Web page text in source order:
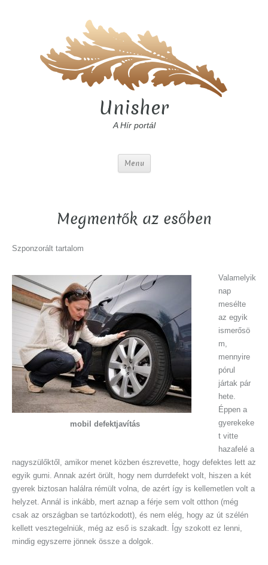
Unisher
A Hír portál
Menu
Megmentők az esőben
Szponzorált tartalom
mobil defektjavítás
Valamelyik
nap
mesélte
az egyik
ismerősö
m,
mennyire
pórul
jártak pár
hete.
Éppen a
gyerekeke
t vitte
hazafelé a
nagyszülőktől, amikor menet közben észrevette, hogy defektes lett az
egyik gumi. Annak azért örült, hogy nem durrdefekt volt, hiszen a két
gyerek biztosan halálra rémült volna, de azért így is kellemetlen volt a
helyzet. Annál is inkább, mert aznap a férje sem volt otthon (még
csak az országban se tartózkodott), és nem elég, hogy az út szélén
kellett vesztegelniük, még az eső is szakadt. Így szokott ez lenni,
mindig egyszerre jönnek össze a dolgok.